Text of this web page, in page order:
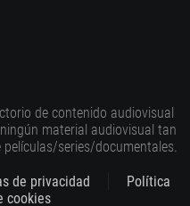
de contenido audiovisual
material audiovisual tan
series/documentales.
de privacidad
Política
cookies